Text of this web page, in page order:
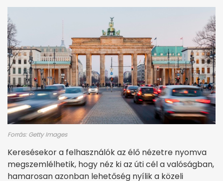
Forrás: Getty Images
Keresésekor a felhasználók az élő nézetre nyomva
megszemlélhetik, hogy néz ki az úti cél a valóságban,
hamarosan azonban lehetőség nyílik a közeli